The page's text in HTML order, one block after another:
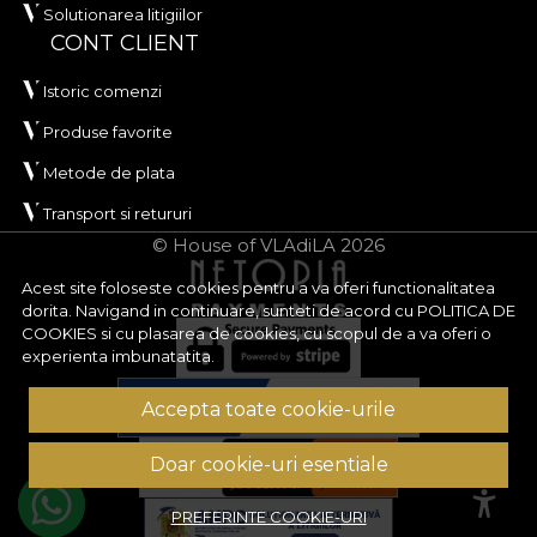
Acest site foloseste cookies pentru a va oferi functionalitatea
dorita. Navigand in continuare, sunteti de acord cu POLITICA DE
COOKIES si cu plasarea de cookies, cu scopul de a va oferi o
experienta imbunatatita.
Accepta toate cookie-urile
Doar cookie-uri esentiale
PREFERINTE COOKIE-URI
Solutionarea litigiilor
CONT CLIENT
Istoric comenzi
Produse favorite
Metode de plata
Transport si retururi
© House of VLAdiLA 2026